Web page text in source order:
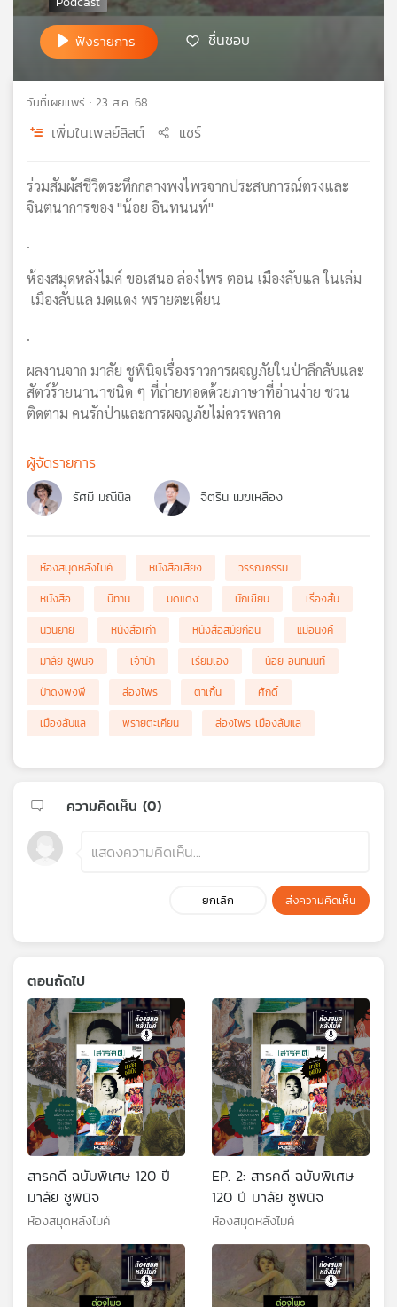
เอส
แผนที่
วิทยุ
เครือ
ข่าย
ฟังรายการ ชื่นชอบ
วันที่เผยแพร่ : 23 ส.ค. 68
เพิ่มในเพลย์ลิสต์ แชร์
ร่วมสัมผัสชีวิตระทึกกลางพงไพรจากประสบการณ์ตรงและ
จินตนาการของ "น้อย อินทนนท์"
.
ห้องสมุดหลังไมค์ ขอเสนอ ล่องไพร ตอน เมืองลับแล ในเล่ม
เมืองลับแล มดแดง พรายตะเคียน
.
ผลงานจาก มาลัย ชูพินิจเรื่องราวการผจญภัยในป่าลึกลับและ
สัตว์ร้ายนานาชนิด ๆ ที่ถ่ายทอดด้วยภาษาที่อ่านง่าย ชวน
ติดตาม คนรักป่าและการผจญภัยไม่ควรพลาด
ผู้จัดรายการ
รัศมี มณีนิล จิตริน เมฆเหลือง
ห้องสมุดหลังไมค์ หนังสือเสียง
วรรณกรรม
หนังสือ
นิทาน มดแดง นักเขียน
เรื่องสั้น
นวนิยาย
หนังสือเก่า หนังสือสมัยก่อน
แม่อนงค์
มาลัย ชูพินิจ
เจ้าป่า เรียมเอง
น้อย อินทนนท์
ป่าดงพงพี
ล่องไพร ตาเกิ้น
ศักดิ์
เมืองลับแล
พรายตะเคียน ล่องไพร เมืองลับแล
ความคิดเห็น (0)
ยกเลิก ส่งความคิดเห็น
ตอนถัดไป
สารคดี ฉบับพิเศษ 120 ปี
มาลัย ชูพินิจ
ห้องสมุดหลังไมค์
EP. 2: สารคดี ฉบับพิเศษ
120 ปี มาลัย ชูพินิจ
ห้องสมุดหลังไมค์